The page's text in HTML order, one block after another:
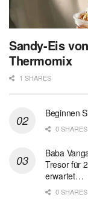
Sandy-Eis
Thermomix
1 SHARES
Beginnen
0 SHARES
Baba
Tresor für
erwartet…
0 SHARES